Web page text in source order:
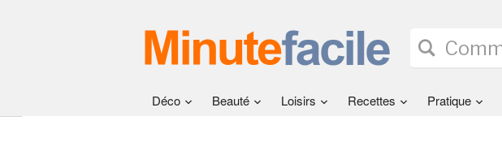
Déco Beauté Loisirs Recettes Pratique